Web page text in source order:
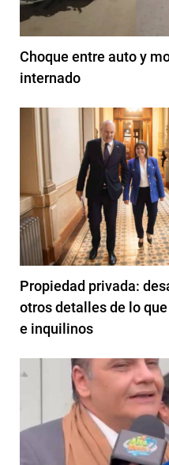
Choque entre auto y
internado
Propiedad privada:
otros detalles de lo
e inquilinos